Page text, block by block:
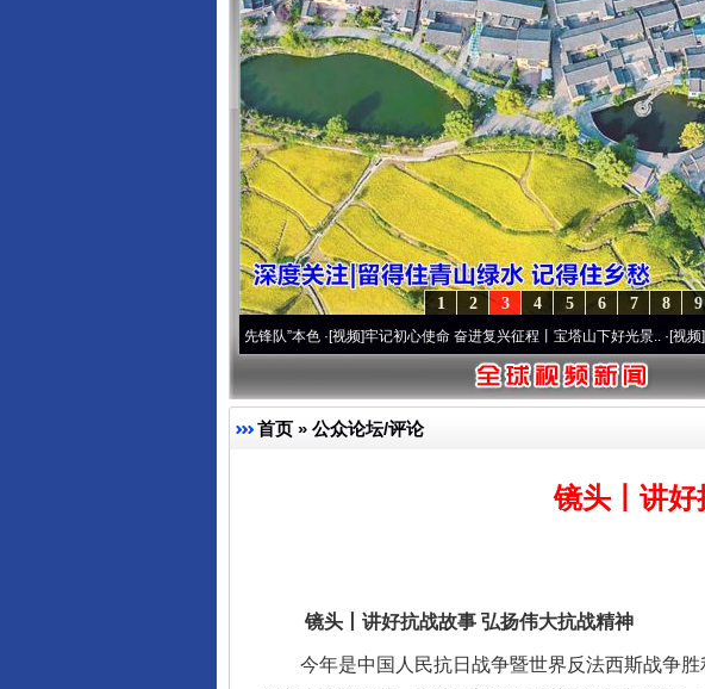
9
8
7
6
5
4
3
2
1
·[视频]牢记初心使命 奋进复兴征程丨宝塔山下好光景..·[视频]因党而生 为
首页 » 公众论坛/评论
镜头丨讲
镜头丨讲好抗战故事 弘扬伟大抗战精神
今年是中国人民抗日战争暨世界反法西斯战争胜